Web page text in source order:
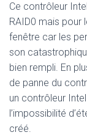
Ce contrôleur
RAID0 mais pour
fenêtre car les
son
bien rempli. En
de panne du
un contrôleur
l’impossibilité
créé.